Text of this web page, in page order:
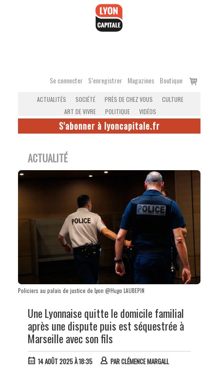
Se connecter S’enregistrer Magazines Boutique
Voir
ACTUALITÉS SOCIÉTÉ PRÈS DE CHEZ VOUS
CULTURE
ART DE VIVRE
POLITIQUE VIDÉOS
S'abonner à lyoncapitale.fr
ACTUALITÉ
Policiers au palais de justice de Lyon @Hugo LAUBEPIN
Une Lyonnaise quitte le domicile familial
après une dispute puis est séquestrée à
Marseille avec son fils
14 AOÛT 2025 À 18:35 PARCLÉMENCE MARGALL